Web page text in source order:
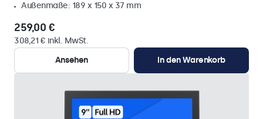
Außenmaße: 189 x 150 x 37 mm
259,00 €
308,21 € inkl. MwSt.
Ansehen
In den Warenkorb